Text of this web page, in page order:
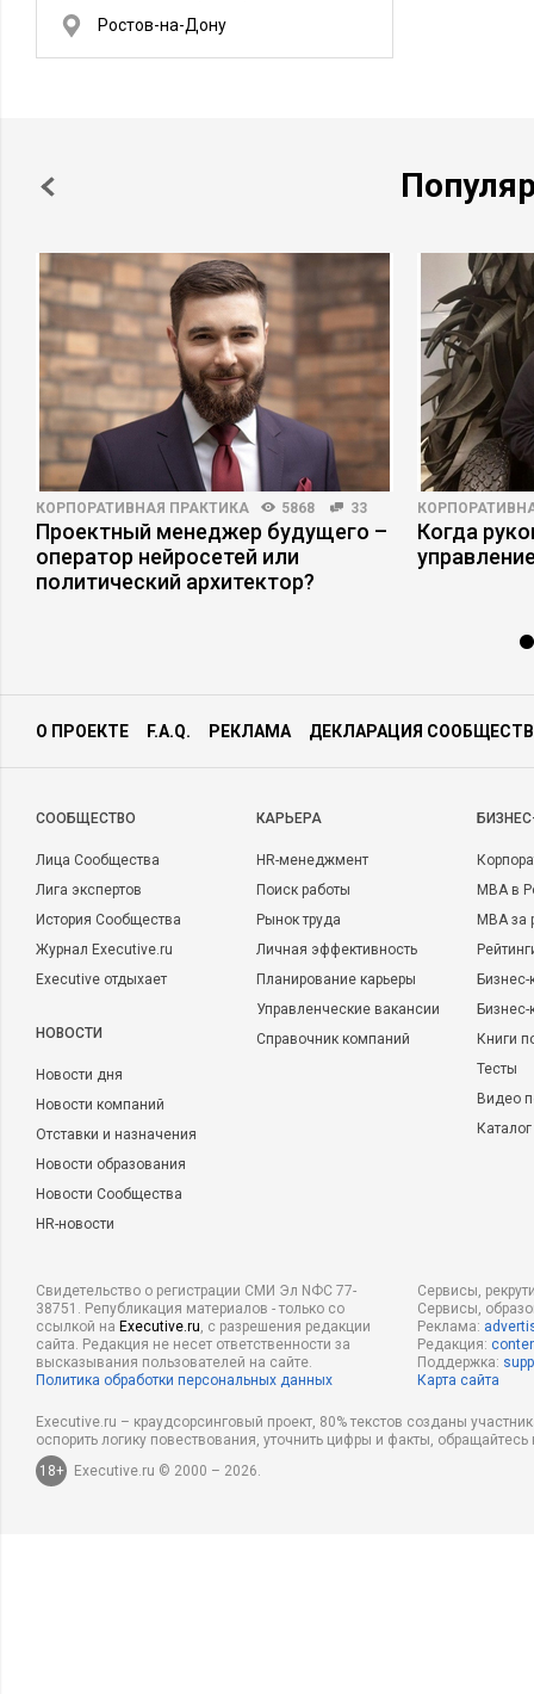
Ростов-на-Дону
КОРПОРАТИВНАЯ ПРАКТИКА 5868 33
Проектный менеджер будущего –
оператор нейросетей или
политический архитектор?
Когда
О ПРОЕКТЕ F.A.Q. РЕКЛАМА ДЕКЛАРАЦИЯ
CООБЩЕСТВО
Лица Сообщества
Лига экспертов
История Сообщества
Журнал Executive.ru
Executive отдыхает
НОВОСТИ
Новости дня
Новости компаний
Отставки и назначения
Новости образования
Новости Сообщества
HR-новости
КАРЬЕРА
HR-менеджмент
Поиск работы
Рынок труда
Личная эффективность
Планирование карьеры
Управленческие вакансии
Справочник компаний
MBA в
MBA
Бизнес-
Книги
Тесты
Видео
Свидетельство о регистрации СМИ Эл NФС 77-
38751. Републикация материалов - только со
ссылкой на Executive.ru, с разрешения редакции
сайта. Редакция не несет ответственности за
высказывания пользователей на сайте.
Политика обработки персональных данных
Сервисы,
Сервисы,
Реклама:
Редакция:
Поддержка:
Карта сайта
Executive.ru – краудсорсинговый проект, 80% текстов созданы
оспорить логику повествования, уточнить цифры и факты,
18+
Executive.ru © 2000 – 2026.